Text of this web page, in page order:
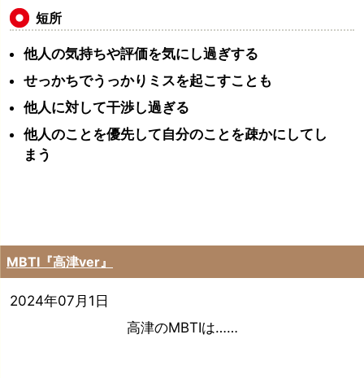
短所
他人の気持ちや評価を気にし過ぎする
せっかちでうっかりミスを起こすことも
他人に対して干渉し過ぎる
他人のことを優先して自分のことを疎かにしてし
まう
MBTI『高津ver』
2024年07月1日
高津のMBTIは……